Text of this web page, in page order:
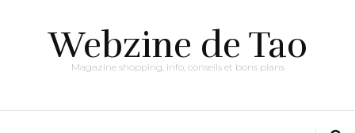
Webzine de Tao
Magazine shopping, info, conseils et bons plans